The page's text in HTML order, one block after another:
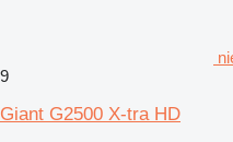
9
Giant G2500 X-tra HD